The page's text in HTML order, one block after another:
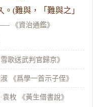
(難與，「難與之」
《資治通鑑》
歌送武判官歸京》
《爲學一首示子侄》
袁枚 《黃生借書說》